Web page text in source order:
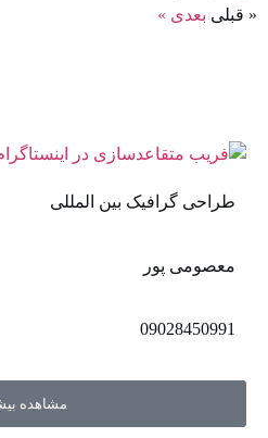
« قبلی بعدی »
طراحی گرافیک بین المللی
معصومی پور
09028450991
مشاهده